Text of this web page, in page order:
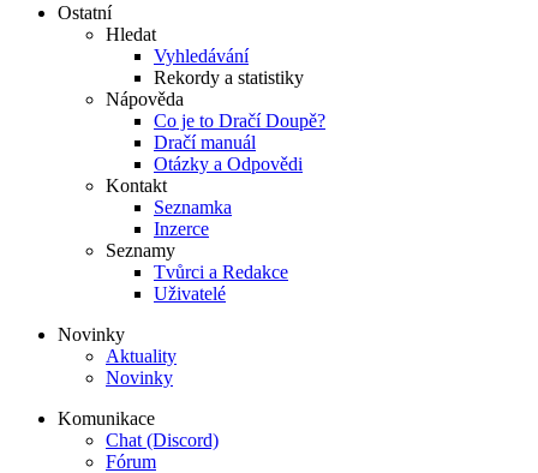
Ostatní
Hledat
Vyhledávání
Rekordy a statistiky
Nápověda
Co je to Dračí Doupě?
Dračí manuál
Otázky a Odpovědi
Kontakt
Seznamka
Inzerce
Seznamy
Tvůrci a Redakce
Uživatelé
Novinky
Aktuality
Novinky
Komunikace
Chat (Discord)
Fórum